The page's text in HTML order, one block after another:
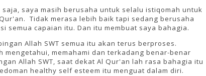
saya masih berusaha untuk selalu istiqomah untuk
Tidak merasa lebih baik tapi sedang berusaha
semua capaian itu. Dan itu membuat saya bahagia.
Allah SWT semua itu akan terus berproses.
mengetahui, memahami dan terkadang benar-benar
Allah SWT, saat dekat Al Qur'an lah rasa bahagia itu
healthy self esteem itu menguat dalam diri.